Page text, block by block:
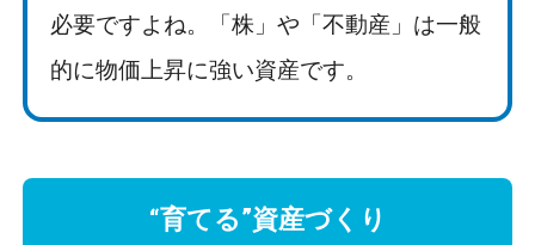
必要ですよね。「株」や「不動産」は一般
的に物価上昇に強い資産です。
“育てる”資産づくり